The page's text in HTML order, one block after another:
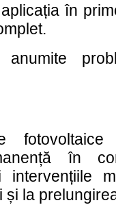
în
în
intervențiile
și la